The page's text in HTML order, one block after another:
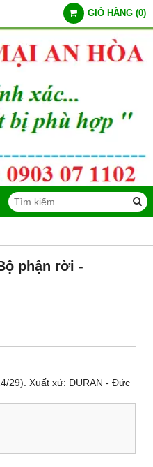
GIỎ HÀNG (0)
phận rời -
29). Xuất xứ: DURAN - Đức